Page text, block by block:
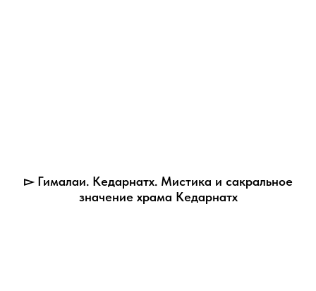
▻ Гималаи. Кедарнатх. Мистика и сакральное
значение храма Кедарнатх